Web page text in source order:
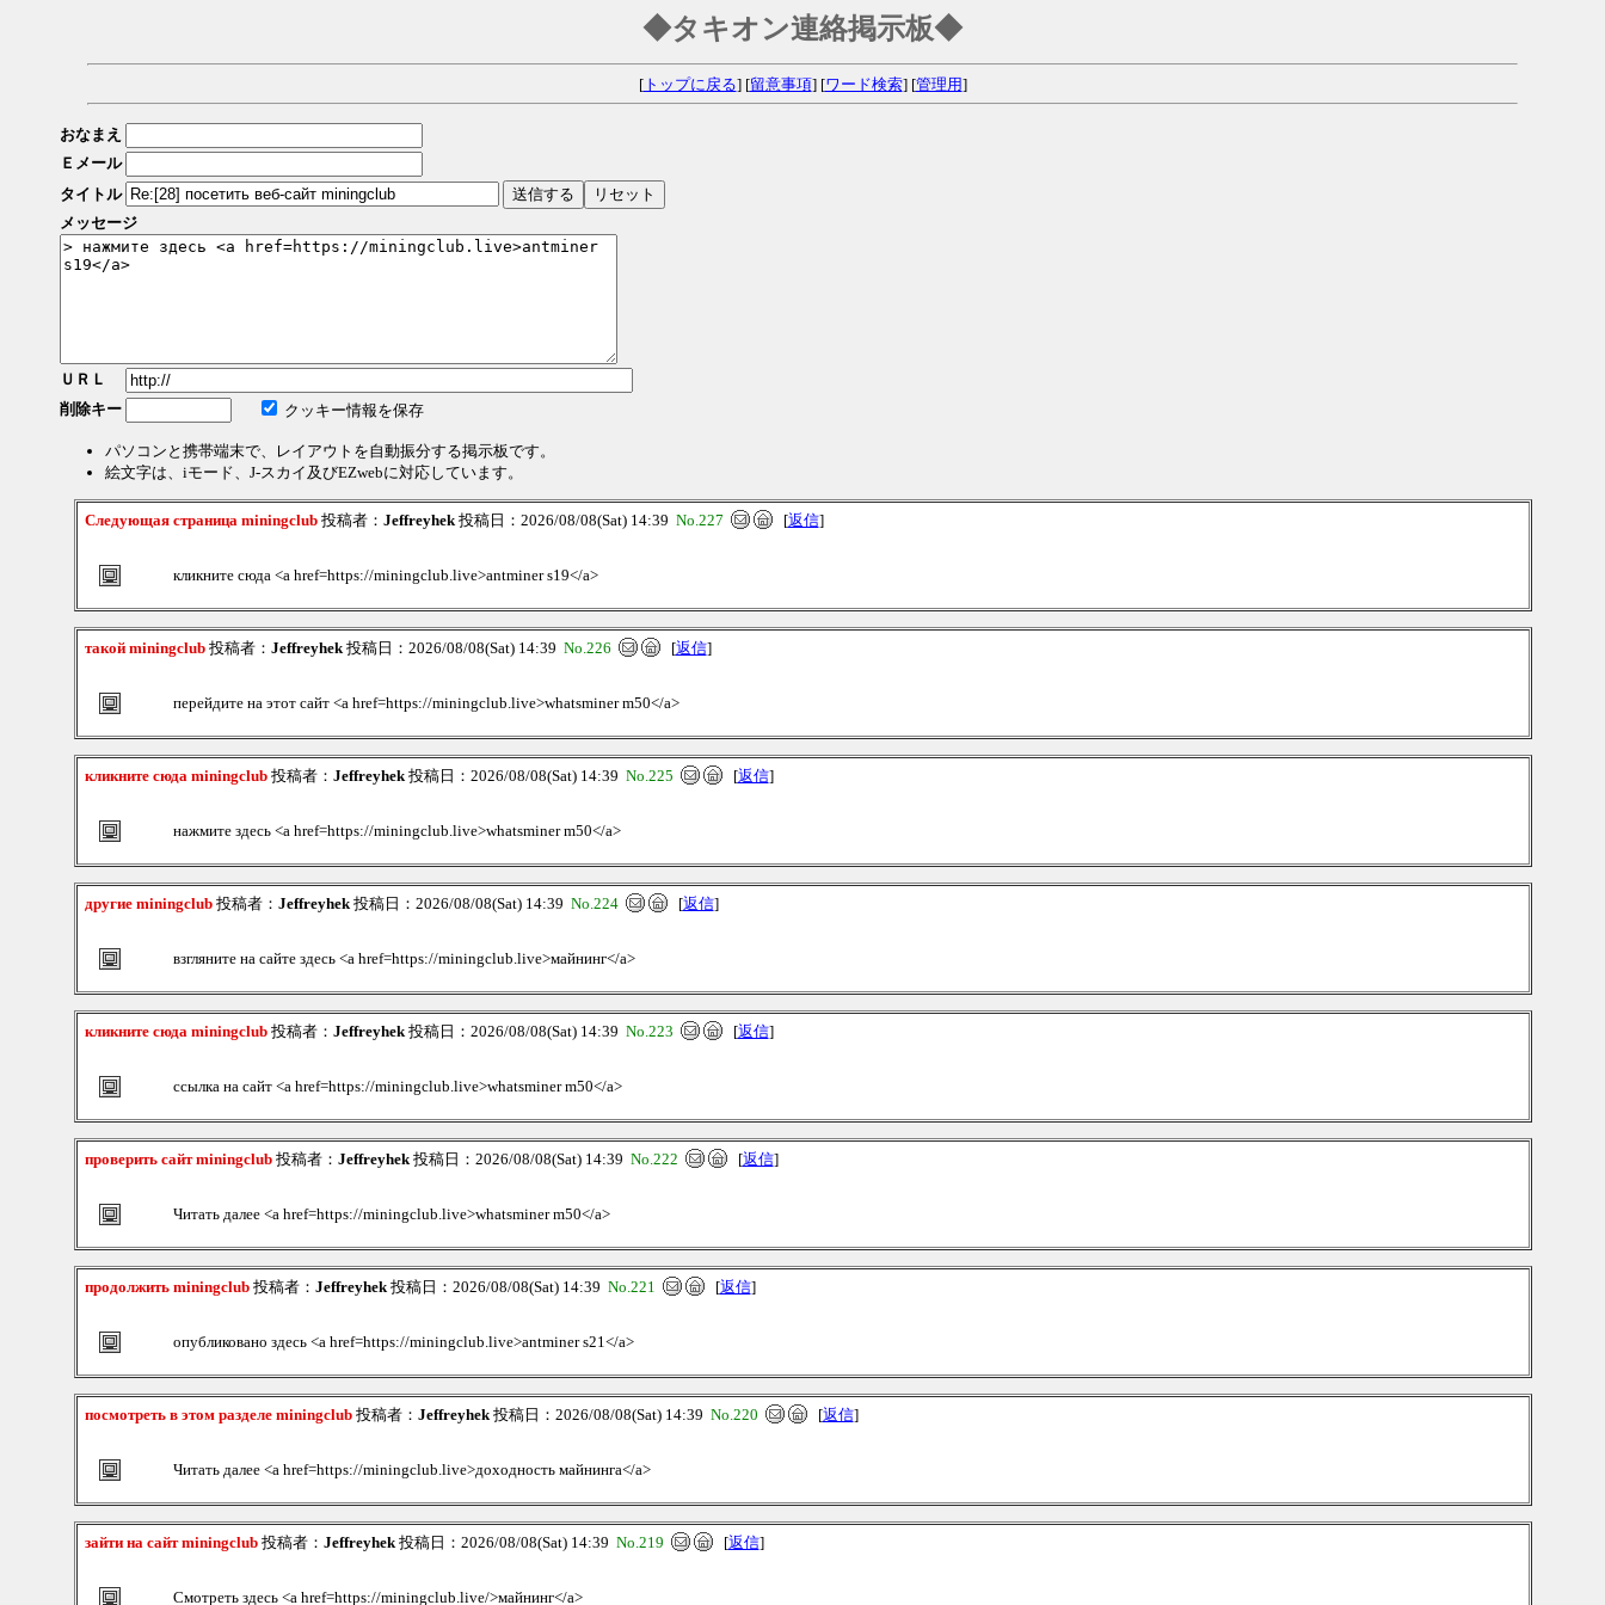
◆タキオン連絡掲示板◆
[トップに戻る] [留意事項] [ワード検索] [管理用]
おなまえ
Ｅメール
タイトル
メッセージ
ＵＲＬ
削除キー
クッキー情報を保存
パソコンと携帯端末で、レイアウトを自動振分する掲示板です。
絵文字は、iモード、J-スカイ及びEZwebに対応しています。
Следующая страница miningclub投稿者： Jeffreyhek投稿日：2026/08/08(Sat) 14:39 No.227 [返信]
кликните сюда <a href=https://miningclub.live>antminer s19</a>
такой miningclub投稿者： Jeffreyhek投稿日：2026/08/08(Sat) 14:39 No.226 [返信]
перейдите на этот сайт <a href=https://miningclub.live>whatsminer m50</a>
кликните сюда miningclub投稿者： Jeffreyhek投稿日：2026/08/08(Sat) 14:39 No.225 [返信]
нажмите здесь <a href=https://miningclub.live>whatsminer m50</a>
другие miningclub投稿者： Jeffreyhek投稿日：2026/08/08(Sat) 14:39 No.224 [返信]
взгляните на сайте здесь <a href=https://miningclub.live>майнинг</a>
кликните сюда miningclub投稿者： Jeffreyhek投稿日：2026/08/08(Sat) 14:39 No.223 [返信]
ссылка на сайт <a href=https://miningclub.live>whatsminer m50</a>
проверить сайт miningclub投稿者： Jeffreyhek投稿日：2026/08/08(Sat) 14:39 No.222 [返信]
Читать далее <a href=https://miningclub.live>whatsminer m50</a>
продолжить miningclub投稿者： Jeffreyhek投稿日：2026/08/08(Sat) 14:39 No.221 [返信]
опубликовано здесь <a href=https://miningclub.live>antminer s21</a>
посмотреть в этом разделе miningclub投稿者： Jeffreyhek投稿日：2026/08/08(Sat) 14:39 No.220 [返信]
Читать далее <a href=https://miningclub.live>доходность майнинга</a>
зайти на сайт miningclub投稿者： Jeffreyhek投稿日：2026/08/08(Sat) 14:39 No.219 [返信]
Смотреть здесь <a href=https://miningclub.live/>майнинг</a>